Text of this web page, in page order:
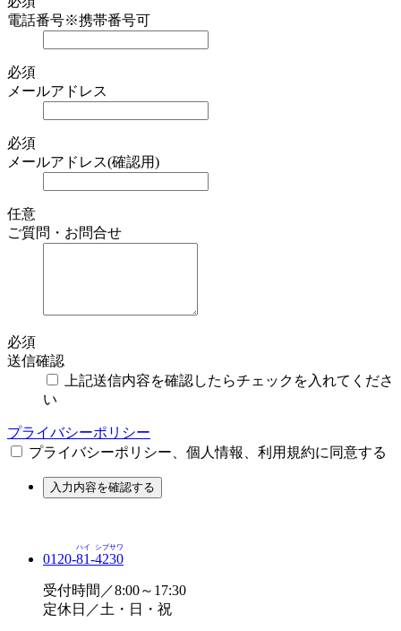
電話番号※携帯番号可
必須
メールアドレス
必須
メールアドレス(確認用)
任意
ご質問・お問合せ
必須
送信確認
上記送信内容を確認したらチェックを入れてくださ
い
プライバシーポリシー
プライバシーポリシー、個人情報、利用規約に同意する
入力内容を確認する
0120-81
ハイ
-4230
シブサワ
受付時間／8:00～17:30
定休日／土・日・祝